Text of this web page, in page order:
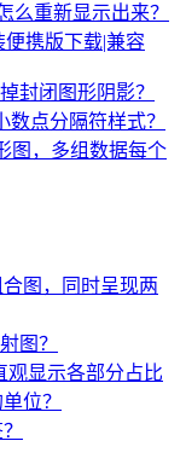
么重新显示出来？
便携版下载|兼容
封闭图形阴影？
点分隔符样式？
图，多组数据每个
图，同时呈现两
图？
观显示各部分占比
位？